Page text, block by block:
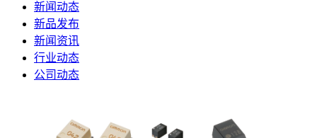
新闻动态
新品发布
新闻资讯
行业动态
公司动态